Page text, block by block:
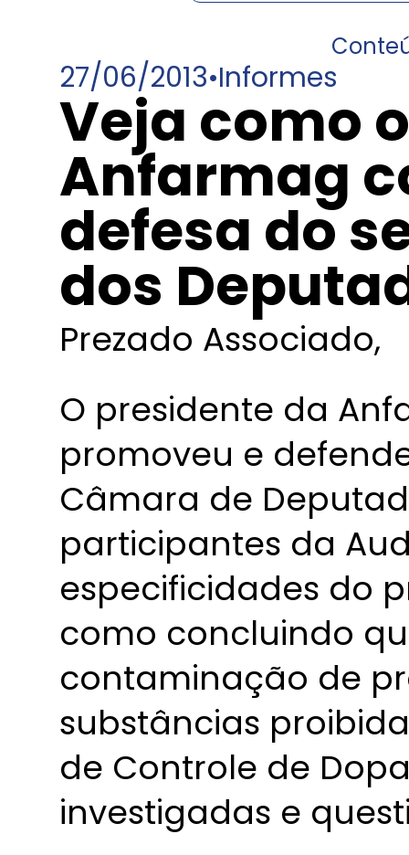
27/06/2013•Informes
Veja como
Anfarmag
defesa do
dos
Prezado Associado,
O presidente da
promoveu e
Câmara de
participantes da
especificidades do
como concluindo
contaminação de
substâncias
de Controle de
investigadas e